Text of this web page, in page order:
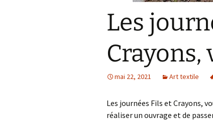
Les
Crayons,
mai 22, 2021 Art textile
Les journées Fils et Crayons,
réaliser un ouvrage et de